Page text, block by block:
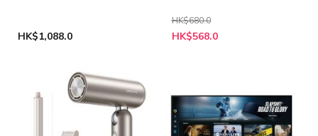
HK$1,088.0
HK$680.0
特
殊
HK$568.0